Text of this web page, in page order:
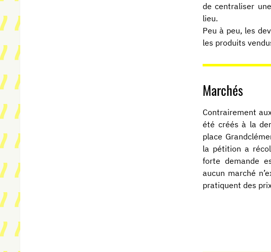
de centraliser
lieu.
Peu à peu, les
les produits
Marchés
Contrairement
été créés à la
place
la pétition a
forte demande
aucun marché
pratiquent des